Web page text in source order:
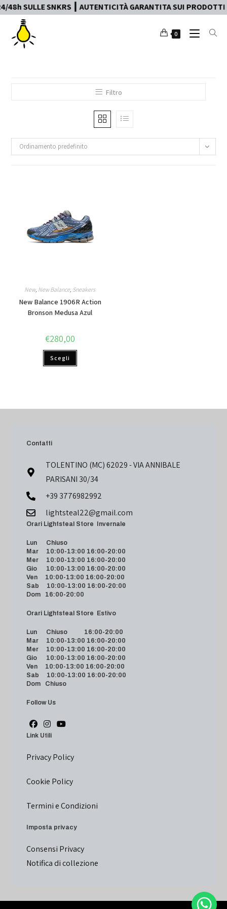
SNKRS ┃ AUTENTICITÀ GARANTITA SUI
0
Filtro
Ordinamento predefinito
New, New Balance, Sneakers
New Balance 1906R Action
Bronson Medusa Azul
€280,00
Scegli
Contatti
TOLENTINO (MC) 62029 - VIA ANNIBALE
PARISANI 30/34
+39 3776982992
lightsteal22@gmail.com
Orari Lightsteal Store Invernale
Lun Chiuso
Mar 10:00-13:00 16:00-20:00
Mer 10:00-13:00 16:00-20:00
Gio 10:00-13:00 16:00-20:00
Ven 10:00-13:00 16:00-20:00
Sab 10:00-13:00 16:00-20:00
Dom 16:00-20:00
Orari Lightsteal Store Estivo
Lun Chiuso 16:00-20:00
Mar 10:00-13:00 16:00-20:00
Mer 10:00-13:00 16:00-20:00
Gio 10:00-13:00 16:00-20:00
Ven 10:00-13:00 16:00-20:00
Sab 10:00-13:00 16:00-20:00
Dom Chiuso
Follow Us
Link Utili
Privacy Policy
Cookie Policy
Termini e Condizioni
Imposta privacy
Consensi Privacy
Notifica di collezione